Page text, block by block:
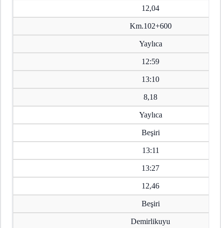
12,04
Km.102+600
Yaylıca
12:59
13:10
8,18
Yaylıca
Beşiri
13:11
13:27
12,46
Beşiri
Demirlikuyu